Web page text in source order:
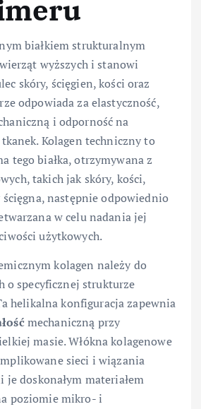
białkiem strukturalnym
wyższych i stanowi
skóry, ścięgien, kości oraz
odpowiada za elastyczność,
i odporność na
Kolagen techniczny to
tego białka, otrzymywana z
takich jak skóry, kości,
ścięgna, następnie odpowiednio
w celu nadania jej
użytkowych.
kolagen należy do
o specyficznej strukturze
helikalna konfiguracja zapewnia
mechaniczną przy
masie. Włókna kolagenowe
sieci i wiązania
je doskonałym materiałem
poziomie mikro- i